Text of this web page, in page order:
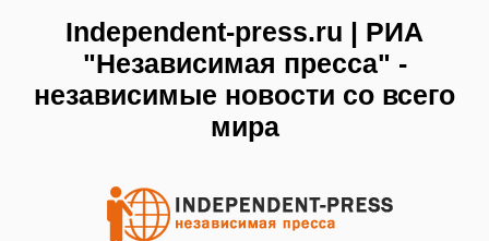
Independent-press.ru | РИА
"Независимая пресса" -
независимые новости со всего
мира